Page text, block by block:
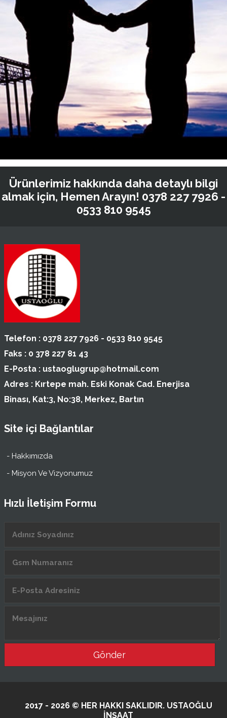
Ürünlerimiz hakkında daha detaylı bilgi
almak için, Hemen Arayın! 0378 227 7926 -
0533 810 9545
Telefon : 0378 227 7926 - 0533 810 9545
Faks : 0 378 227 81 43
E-Posta : ustaoglugrup@hotmail.com
Adres : Kırtepe mah. Eski Konak Cad. Enerjisa
Binası, Kat:3, No:38, Merkez, Bartın
Site içi Bağlantılar
- Hakkımızda
- Misyon Ve Vizyonumuz
Hızlı İletişim Formu
Gönder
2017 - 2026 © HER HAKKI SAKLIDIR. USTAOĞLU
İNŞAAT